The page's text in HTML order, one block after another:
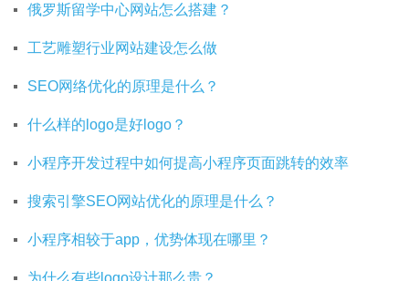
俄罗斯留学中心网站怎么搭建？
工艺雕塑行业网站建设怎么做
SEO网络优化的原理是什么？
什么样的logo是好logo？
小程序开发过程中如何提高小程序页面跳转的效率
搜索引擎SEO网站优化的原理是什么？
小程序相较于app，优势体现在哪里？
为什么有些logo设计那么贵？